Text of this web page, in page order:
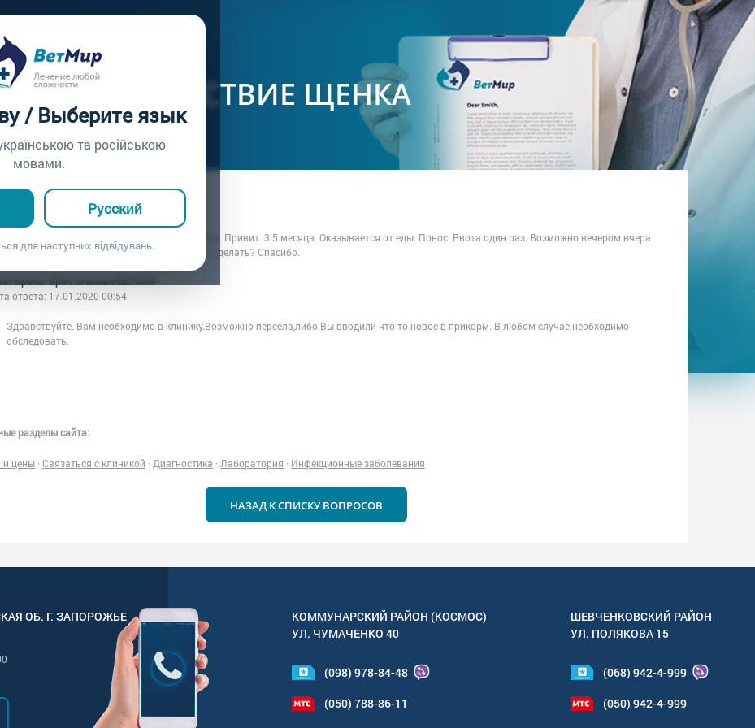
/ Выберите язык
та російською
мовами.
Русский
для наступних відвідувань.
врачу /
САМОЧУВСТВИЕ ЩЕНКА
Виктория
17.01.2020 00:54
У нас щенок среднеазиатская овчарка. Привит. 3.5 месяца. Оказывается от еды. Понос. Рвота один раз. Возможно вечером вчера
Температура 39.7. Пожалуйста скажите что делать? Спасибо.
врача: Врач клиники ВЕТМИР
ответа: 17.01.2020 00:54
Здравствуйте. Вам необходимо в клинику.Возможно переела,либо Вы вводили что-то новое в прикорм. В любом случае необходимо
обследовать.
разделы сайта:
и цены · Связаться с клиникой · Диагностика · Лаборатория · Инфекционные заболевания
НАЗАД К СПИСКУ ВОПРОСОВ
ОБ. Г. ЗАПОРОЖЬЕ
КОММУНАРСКИЙ РАЙОН (КОСМОС)
УЛ. ЧУМАЧЕНКО 40
(098) 978-84-48
(050) 788-86-11
ШЕВЧЕНКОВСКИЙ РАЙОН
УЛ. ПОЛЯКОВА 15
(068) 942-4-999
(050) 942-4-999